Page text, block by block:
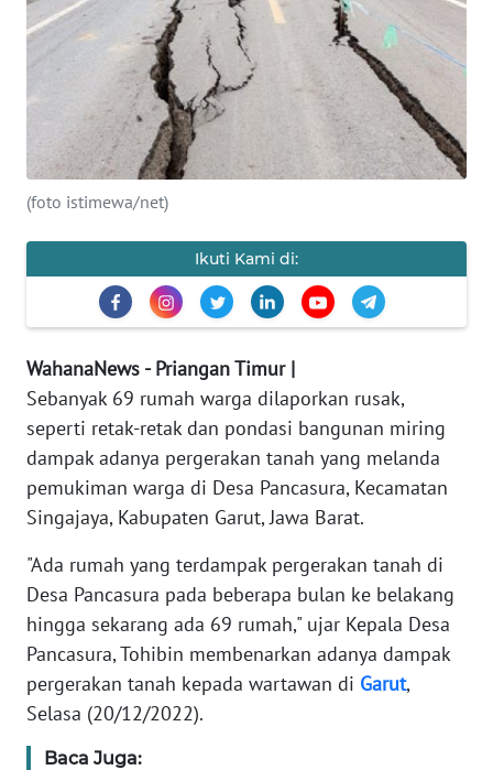
(foto istimewa/net)
Ikuti Kami di:
WahanaNews - Priangan Timur |
Sebanyak 69 rumah warga dilaporkan rusak,
seperti retak-retak dan pondasi bangunan miring
dampak adanya pergerakan tanah yang melanda
pemukiman warga di Desa Pancasura, Kecamatan
Singajaya, Kabupaten Garut, Jawa Barat.
"Ada rumah yang terdampak pergerakan tanah di
Desa Pancasura pada beberapa bulan ke belakang
hingga sekarang ada 69 rumah," ujar Kepala Desa
Pancasura, Tohibin membenarkan adanya dampak
pergerakan tanah kepada wartawan di Garut,
Selasa (20/12/2022).
Baca Juga:
PRIANGAN
SUKABUMI
PURWAKARTA
INDEKS
KONTAK
KAMI
INFO
IKLAN
TENTANG
MEDIA
SIBER
REDAKSI